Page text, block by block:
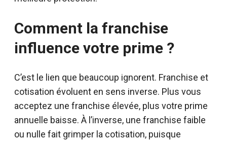
Comment la franchise
influence votre prime ?
C’est le lien que beaucoup ignorent. Franchise et
cotisation évoluent en sens inverse. Plus vous
acceptez une franchise élevée, plus votre prime
annuelle baisse. À l’inverse, une franchise faible
ou nulle fait grimper la cotisation, puisque